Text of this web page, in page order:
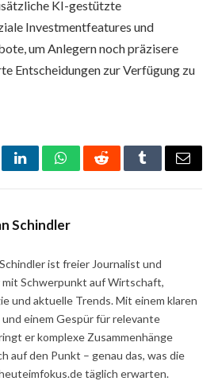
KI-gestützte
Investmentfeatures und
um Anlegern noch präzisere
Entscheidungen zur Verfügung zu
LinkedInWhatsAppRedditTumblrEmail
Schindler
ist freier Journalist und
mit Schwerpunkt auf Wirtschaft,
und aktuelle Trends. Mit einem klaren
einem Gespür für relevante
er komplexe Zusammenhänge
auf den Punkt – genau das, was die
täglich erwarten.